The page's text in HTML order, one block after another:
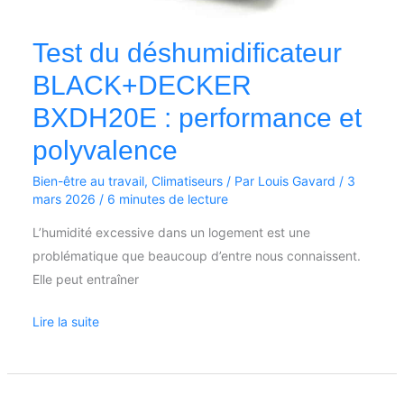
Test du déshumidificateur
BLACK+DECKER
BXDH20E : performance et
polyvalence
Bien-être au travail, Climatiseurs/ Par Louis Gavard / 3
mars 2026 / 6 minutes de lecture
L’humidité excessive dans un logement est une
problématique que beaucoup d’entre nous connaissent.
Elle peut entraîner
Lire la suite